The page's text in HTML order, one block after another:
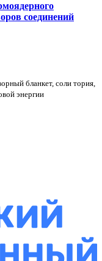
соединений
бланкет, соли тория,
энергии